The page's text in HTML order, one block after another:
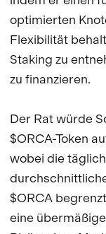
optimierten
Flexibilität
Staking zu
zu finanzieren.
Der Rat würde
$ORCA-Token
wobei die
$ORCA
eine